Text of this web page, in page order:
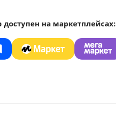
на маркетплейсах: